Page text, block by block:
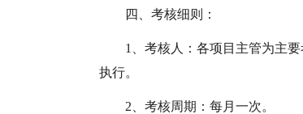
四、考核细则：
1、考核人：各项目主管为主
执行。
2、考核周期：每月一次。